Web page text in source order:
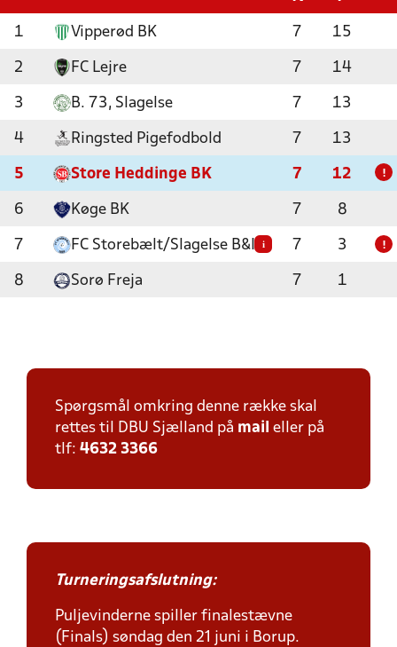
1 Vipperød BK 7 15
2 FC Lejre 7 14
3 B. 73, Slagelse 7 13
4 Ringsted Pigefodbold 7 13
5 Store Heddinge BK 7 12 !
6 Køge BK 7 8
7 FC Storebælt/Slagelse B&I i 7 3 !
8 Sorø Freja 7 1
Spørgsmål omkring denne række skal
rettes til DBU Sjælland på mail eller på
tlf: 4632 3366
Turneringsafslutning:
Puljevinderne spiller finalestævne
(Finals) søndag den 21 juni i Borup.